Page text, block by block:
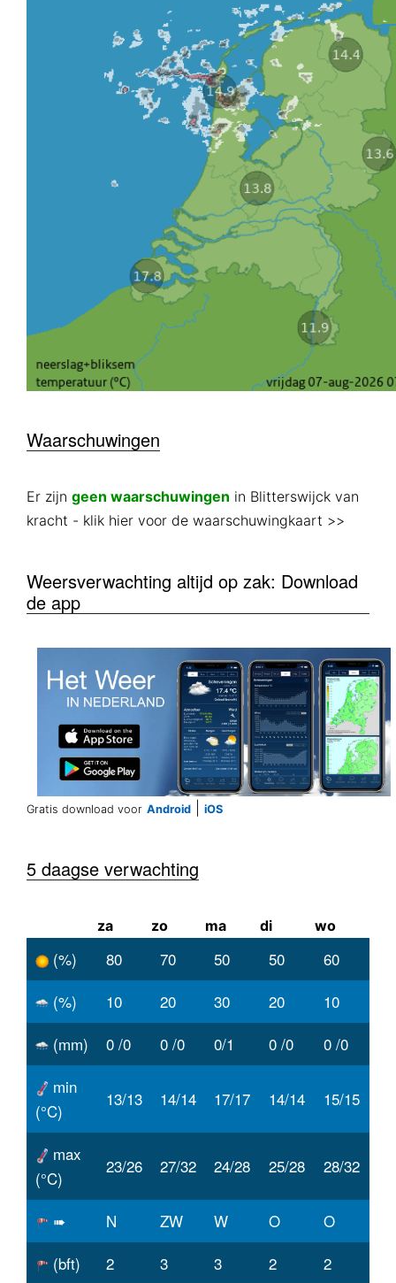
Waarschuwingen
Er zijn geen waarschuwingen in Blitterswijck van
kracht - klik hier voor de waarschuwingkaart >>
Weersverwachting altijd op zak: Download
de app
Gratis download voor Android iOS
5 daagse verwachting
za zo ma di wo
(%) 80 70 50 50
60
(%)
10 20 30 20
10
(mm)
0 /0 0 /0 0/1 0 /0
0 /0
min
(°C)
13/13 14/14 17/17 14/14 15/15
max
(°C)
23/26 27/32 24/28 25/28 28/32
➠ N ZW W O
O
(bft)
2 3 3 2 2